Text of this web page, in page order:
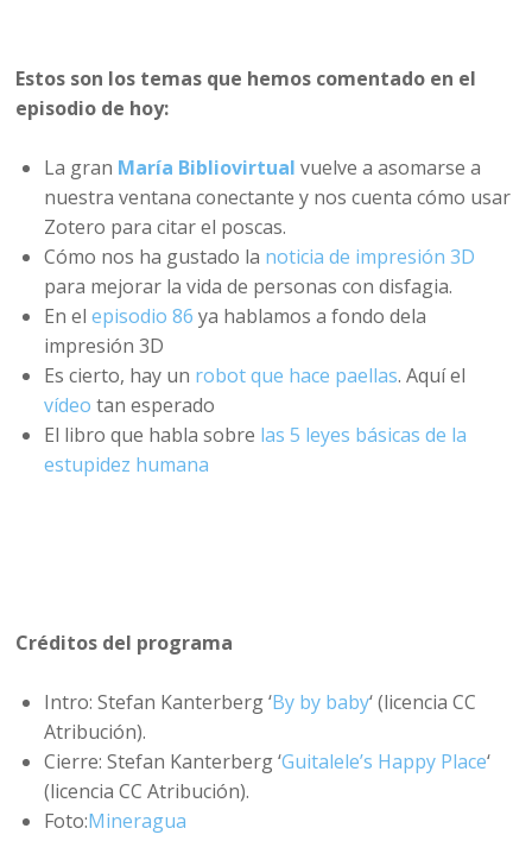
Estos son los temas que hemos comentado en el
episodio de hoy:
La gran María Bibliovirtual vuelve a asomarse a
nuestra ventana conectante y nos cuenta cómo usar
Zotero para citar el poscas.
Cómo nos ha gustado la noticia de impresión 3D
para mejorar la vida de personas con disfagia.
En elepisodio 86 ya hablamos a fondo dela
impresión 3D
Es cierto, hay un robot que hace paellas. Aquí el
vídeo tan esperado
El libro que habla sobre las 5 leyes básicas de la
estupidez humana
Créditos del programa
Intro: Stefan Kanterberg ‘By by baby‘ (licencia CC
Atribución).
Cierre: Stefan Kanterberg ‘Guitalele’s Happy Place‘
(licencia CC Atribución).
Foto:Mineragua